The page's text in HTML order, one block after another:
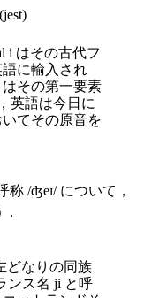
i はその古代フ
に輸入され
その第一要素
英語は今日に
てその原音を
/ʤeɪ/ について，
どなりの同族
ンス名 ji と呼